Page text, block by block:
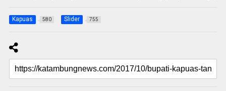
Kapuas 580 Slider 755